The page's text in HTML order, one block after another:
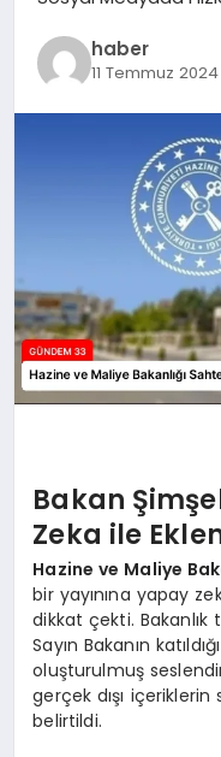
haber
11 Temmuz 2024
Bakan
Zeka ile
Hazine ve Maliye
bir yayınına yapay
dikkat çekti. Bakanlık
Sayın Bakanın
oluşturulmuş
gerçek dışı içeriklerin
belirtildi.